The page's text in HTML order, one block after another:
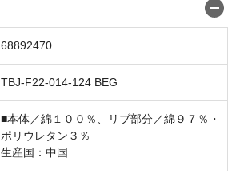
68892470
TBJ-F22-014-124 BEG
■本体／綿１００％、リブ部分／綿９７％・
ポリウレタン３％
生産国：中国